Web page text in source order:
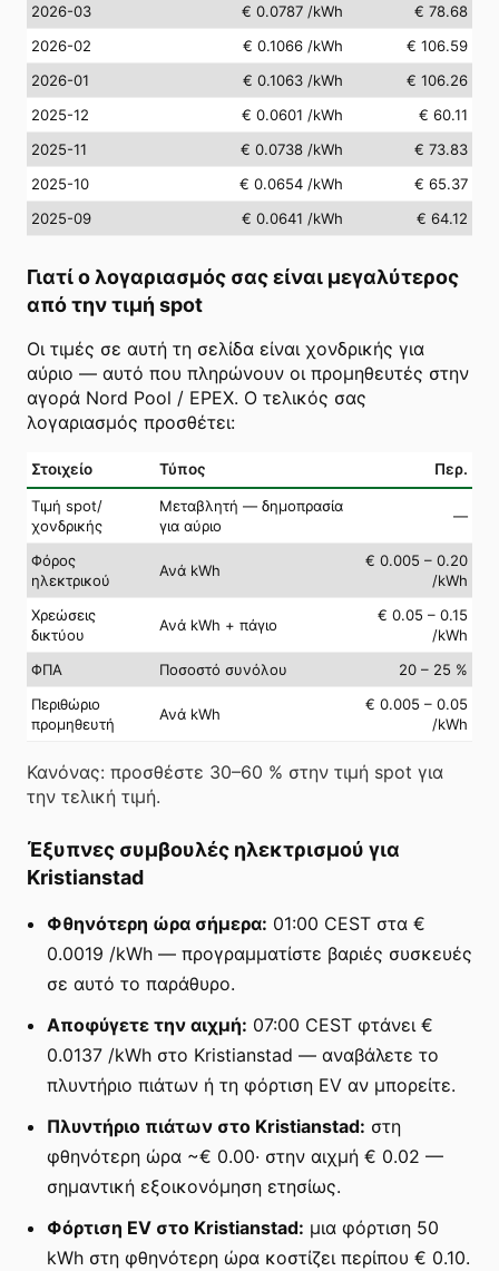
2026-03
€ 0.0787 /kWh
€ 78.68
2026-02
€ 0.1066 /kWh
€ 106.59
2026-01
€ 0.1063 /kWh
€ 106.26
2025-12
€ 0.0601 /kWh
€ 60.11
2025-11
€ 0.0738 /kWh
€ 73.83
2025-10
€ 0.0654 /kWh
€ 65.37
2025-09
€ 0.0641 /kWh € 64.12
Γιατί ο λογαριασμός σας είναι μεγαλύτερος
από την τιμή spot
Οι τιμές σε αυτή τη σελίδα είναι χονδρικής για
αύριο — αυτό που πληρώνουν οι προμηθευτές στην
αγορά Nord Pool / EPEX. Ο τελικός σας
λογαριασμός προσθέτει:
Στοιχείο Τύπος Περ.
Τιμή spot/
χονδρικής
Μεταβλητή — δημοπρασία
για αύριο
—
Φόρος
ηλεκτρικού
Ανά kWh
€ 0.005 – 0.20
/kWh
Χρεώσεις
δικτύου
Ανά kWh + πάγιο
€ 0.05 – 0.15
/kWh
ΦΠΑ
Ποσοστό συνόλου
20 – 25 %
Περιθώριο
προμηθευτή
Ανά kWh
€ 0.005 – 0.05
/kWh
Κανόνας: προσθέστε 30–60 % στην τιμή spot για
την τελική τιμή.
Έξυπνες συμβουλές ηλεκτρισμού για
Kristianstad
Φθηνότερη ώρα σήμερα: 01:00 CEST στα €
0.0019 /kWh — προγραμματίστε βαριές συσκευές
σε αυτό το παράθυρο.
Αποφύγετε την αιχμή: 07:00 CEST φτάνει €
0.0137 /kWh στο Kristianstad — αναβάλετε το
πλυντήριο πιάτων ή τη φόρτιση EV αν μπορείτε.
Πλυντήριο πιάτων στο Kristianstad: στη
φθηνότερη ώρα ~€ 0.00· στην αιχμή € 0.02 —
σημαντική εξοικονόμηση ετησίως.
Φόρτιση EV στο Kristianstad: μια φόρτιση 50
kWh στη φθηνότερη ώρα κοστίζει περίπου € 0.10.